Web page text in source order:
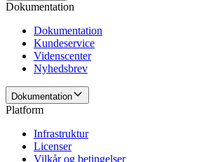
Dokumentation
Dokumentation
Kundeservice
Videnscenter
Nyhedsbrev
Dokumentation
Platform
Infrastruktur
Licenser
Vilkår og betingelser